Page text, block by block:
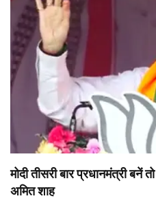
मोदी तीसरी बार प्रधानमंत्री बनें
अमित शाह